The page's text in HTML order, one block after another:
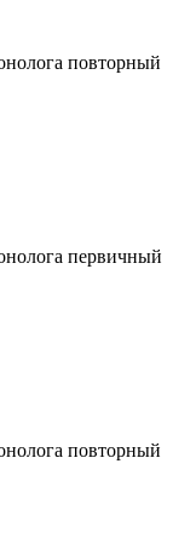
повторный
первичный
повторный